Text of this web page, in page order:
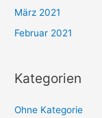
März 2021
Februar 2021
Kategorien
Ohne Kategorie